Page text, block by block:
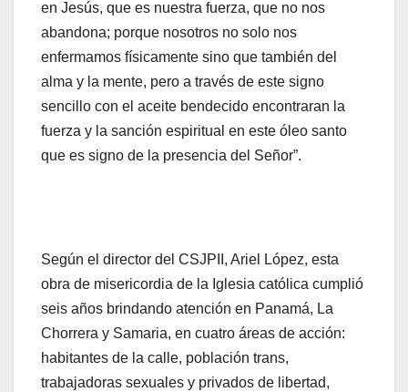
en Jesús, que es nuestra fuerza, que no nos
abandona; porque nosotros no solo nos
enfermamos físicamente sino que también del
alma y la mente, pero a través de este signo
sencillo con el aceite bendecido encontraran la
fuerza y la sanción espiritual en este óleo santo
que es signo de la presencia del Señor”.
Según el director del CSJPII, Ariel López, esta
obra de misericordia de la Iglesia católica cumplió
seis años brindando atención en Panamá, La
Chorrera y Samaria, en cuatro áreas de acción:
habitantes de la calle, población trans,
trabajadoras sexuales y privados de libertad,